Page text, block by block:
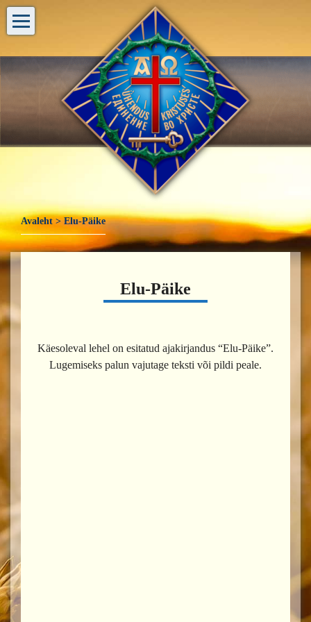
Avaleht >Elu-Päike
Elu-Päike
Käesoleval lehel on esitatud ajakirjandus “Elu-Päike”.
Lugemiseks palun vajutage teksti või pildi peale.